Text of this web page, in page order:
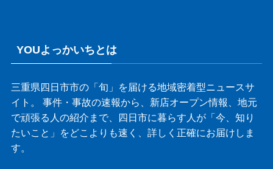
YOUよっかいちとは
三重県四日市市の「旬」を届ける地域密着型ニュースサ
イト。 事件・事故の速報から、新店オープン情報、地元
で頑張る人の紹介まで、四日市に暮らす人が「今、知り
たいこと」をどこよりも速く、詳しく正確にお届けしま
す。